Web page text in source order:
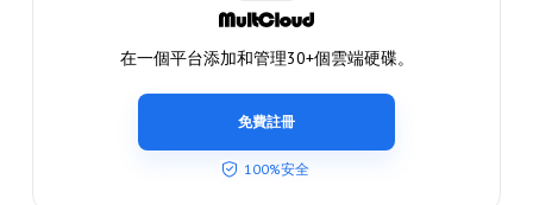
在一個平台添加和管理30+個雲端硬碟。
免費註冊
100%安全